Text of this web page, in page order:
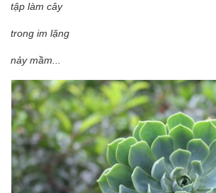
tập làm cây
trong im lặng
nảy mầm...